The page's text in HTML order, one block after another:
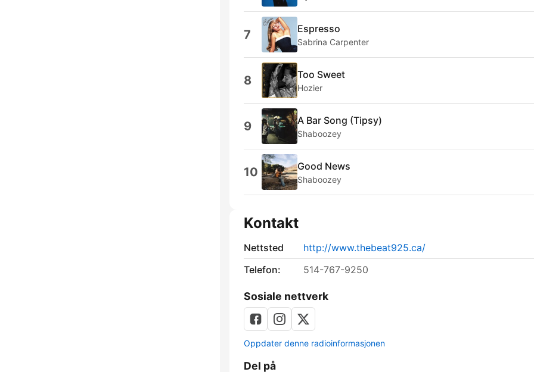
7 Espresso
Sabrina Carpenter
8 Too Sweet
Hozier
9 A Bar Song (Tipsy)
Shaboozey
10 Good News
Shaboozey
Kontakt
Nettsted
http://www.thebeat925.ca/
Telefon:
514-767-9250
Sosiale nettverk
Oppdater denne radioinformasjonen
Del på